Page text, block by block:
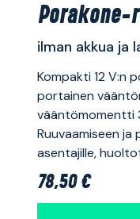
Porakone-
ilman akkua ja
Kompakti 12 V:n
portainen
vääntömomentti
Ruuvaamiseen ja
asentajille,
78,50 €